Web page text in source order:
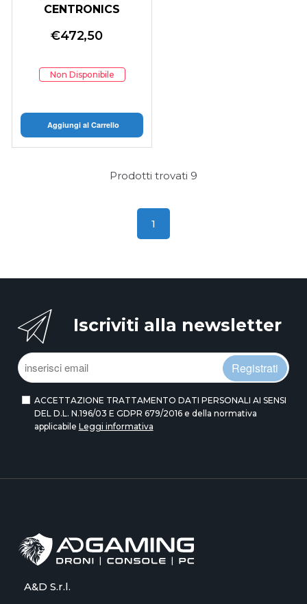
CENTRONICS
€472,50
Non Disponibile
Aggiungi al Carrello
Prodotti trovati 9
1
Iscriviti alla newsletter
Registrati
ACCETTAZIONE TRATTAMENTO DATI PERSONALI AI SENSI
DEL D.L. N.196/03 E GDPR 679/2016 e della normativa
applicabile Leggi informativa
A&D S.r.l.